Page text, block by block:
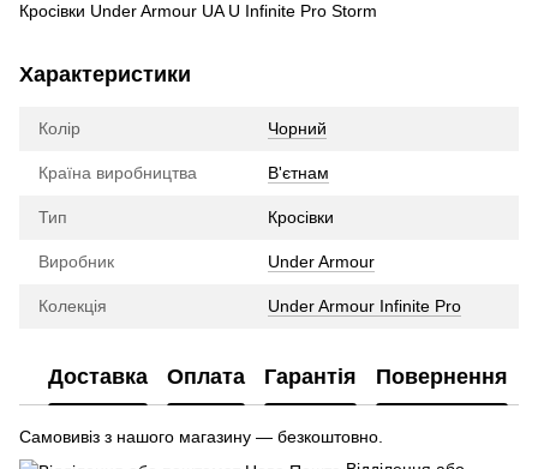
Кросівки Under Armour UA U Infinite Pro Storm
Характеристики
Колір Чорний
Країна виробництва В'єтнам
Тип Кросівки
Виробник Under Armour
Колекція Under Armour Infinite Pro
Доставка Оплата Гарантія Повернення
Самовивіз з нашого магазину — безкоштовно.